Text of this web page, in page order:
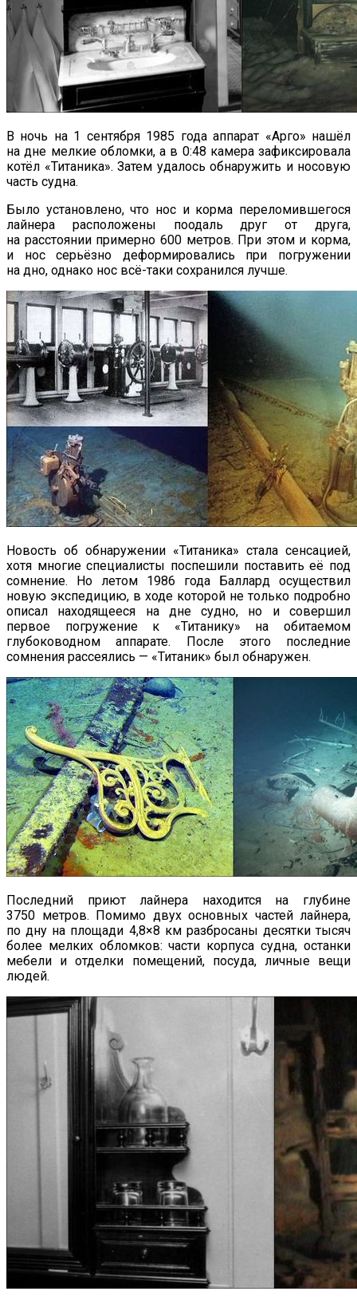
В ночь на 1 сентября 1985 года аппарат «Арго» нашёл
на дне мелкие обломки, а в 0:48 камера зафиксировала
котёл «Титаника». Затем удалось обнаружить и носовую
часть судна.
Было установлено, что нос и корма переломившегося
лайнера расположены поодаль друг от друга,
на расстоянии примерно 600 метров. При этом и корма,
и нос серьёзно деформировались при погружении
на дно, однако нос всё-таки сохранился лучше.
Новость об обнаружении «Титаника» стала сенсацией,
хотя многие специалисты поспешили поставить её под
сомнение. Но летом 1986 года Баллард осуществил
новую экспедицию, в ходе которой не только подробно
описал находящееся на дне судно, но и совершил
первое погружение к «Титанику» на обитаемом
глубоководном аппарате. После этого последние
сомнения рассеялись — «Титаник» был обнаружен.
Последний приют лайнера находится на глубине
3750 метров. Помимо двух основных частей лайнера,
по дну на площади 4,8×8 км разбросаны десятки тысяч
более мелких обломков: части корпуса судна, останки
мебели и отделки помещений, посуда, личные вещи
людей.